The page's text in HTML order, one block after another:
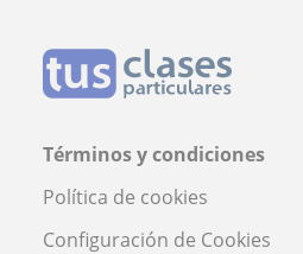
Términos y condiciones
Política de cookies
Configuración de Cookies